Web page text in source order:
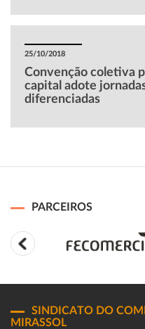
25/10/2018
Convenção coletiva
capital adote
diferenciadas
PARCEIROS
SINDICATO DO
MIRASSOL